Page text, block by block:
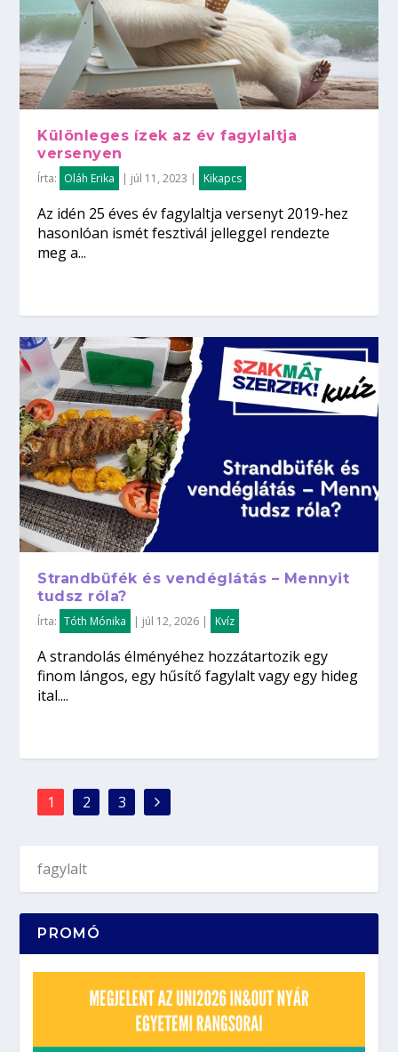
Különleges ízek az év fagylaltja
versenyen
Írta: Oláh Erika | júl 11, 2023 | Kikapcs
Az idén 25 éves év fagylaltja versenyt 2019-hez
hasonlóan ismét fesztivál jelleggel rendezte
meg a...
Strandbüfék és vendéglátás – Mennyit
tudsz róla?
Írta: Tóth Mónika | júl 12, 2026 | Kvíz
A strandolás élményéhez hozzátartozik egy
finom lángos, egy hűsítő fagylalt vagy egy hideg
ital....
1 2 3
PROMÓ